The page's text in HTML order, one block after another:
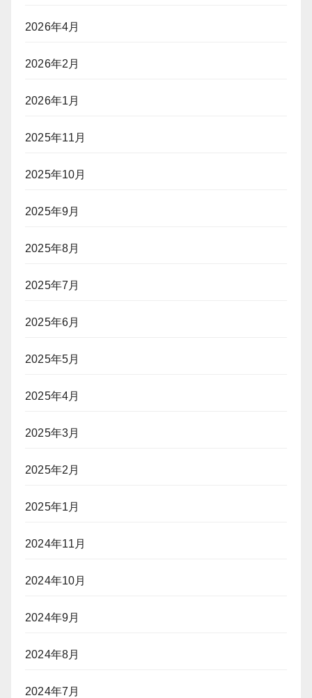
2026年4月
2026年2月
2026年1月
2025年11月
2025年10月
2025年9月
2025年8月
2025年7月
2025年6月
2025年5月
2025年4月
2025年3月
2025年2月
2025年1月
2024年11月
2024年10月
2024年9月
2024年8月
2024年7月